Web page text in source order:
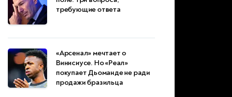
требующие ответа
«Арсенал» мечтает о
Винисиусе. Но «Реал»
покупает Дьоманде не ради
продажи бразильца